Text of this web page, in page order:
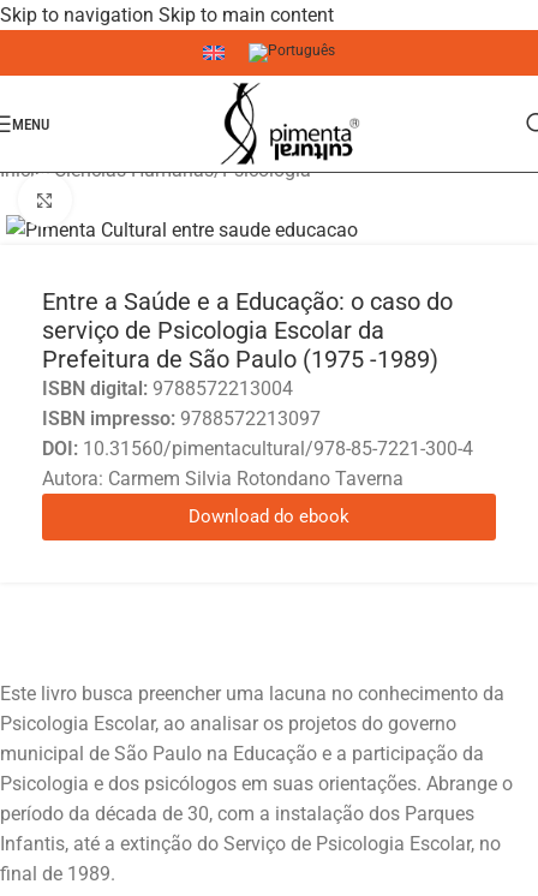
Skip to navigation Skip to main content
MENU
Início/Ciências Humanas/Psicologia
Entre a Saúde e a Educação: o caso do
serviço de Psicologia Escolar da
Prefeitura de São Paulo (1975 -1989)
ISBN digital: 9788572213004
ISBN impresso: 9788572213097
DOI: 10.31560/pimentacultural/978-85-7221-300-4
Autora: Carmem Silvia Rotondano Taverna
Download do ebook
Este livro busca preencher uma lacuna no conhecimento da
Psicologia Escolar, ao analisar os projetos do governo
municipal de São Paulo na Educação e a participação da
Psicologia e dos psicólogos em suas orientações. Abrange o
período da década de 30, com a instalação dos Parques
Infantis, até a extinção do Serviço de Psicologia Escolar, no